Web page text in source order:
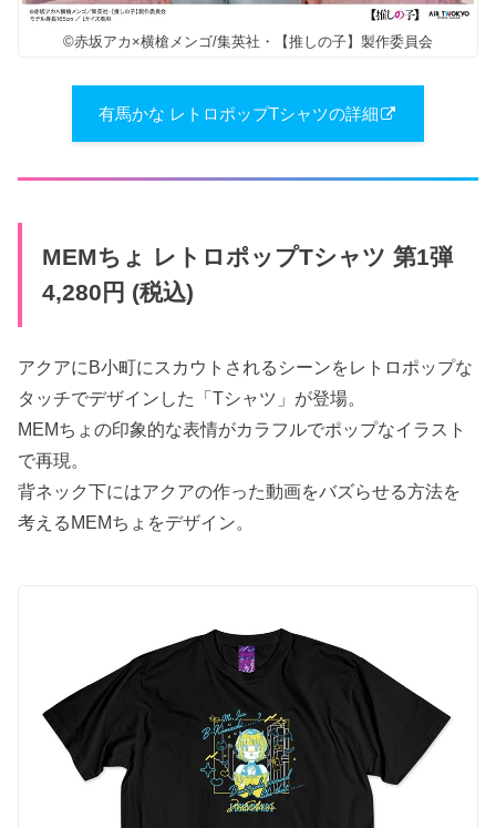
©赤坂アカ×横槍メンゴ/集英社・【推しの子】製作委員会
有馬かな レトロポップTシャツの詳細
MEMちょ レトロポップTシャツ 第1弾
4,280円 (税込)
アクアにB小町にスカウトされるシーンをレトロポップな
タッチでデザインした「Tシャツ」が登場。
MEMちょの印象的な表情がカラフルでポップなイラスト
で再現。
背ネック下にはアクアの作った動画をバズらせる方法を
考えるMEMちょをデザイン。